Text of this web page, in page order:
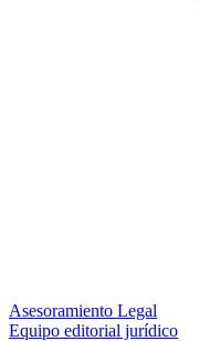
Asesoramiento Legal
Equipo editorial jurídico